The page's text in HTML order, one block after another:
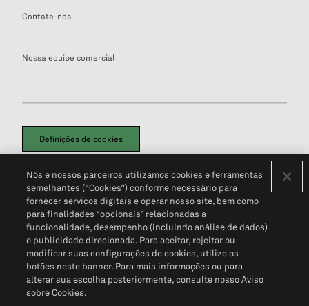
Contate-nos
Nossa equipe comercial
Definições de cookies
Política de PrivacidadePortal de privacidade do cliente (em inglês)
Não Venda Minhas Informações Pessoais© 2026 S&P Global
Nós e nossos parceiros utilizamos cookies e ferramentas
semelhantes (“Cookies”) conforme necessário para
fornecer serviços digitais e operar nosso site, bem como
para finalidades “opcionais” relacionadas a
funcionalidade, desempenho (incluindo análise de dados)
e publicidade direcionada. Para aceitar, rejeitar ou
modificar suas configurações de cookies, utilize os
botões neste banner. Para mais informações ou para
alterar sua escolha posteriormente, consulte nosso Aviso
sobre Cookies.